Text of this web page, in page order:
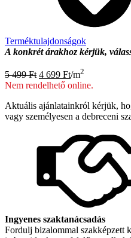
Terméktulajdonságok
A konkrét árakhoz kérjük,
5 499Ft Original
price
5
499 Ft.
4 699 FtCurrent
price
4
699 Ft.
/m2
Nem rendelhető online.
Aktuális ajánlatainkról kérjük,
vagy személyesen a debreceni
Ingyenes szaktanácsadás
Fordulj bizalommal szakképzett